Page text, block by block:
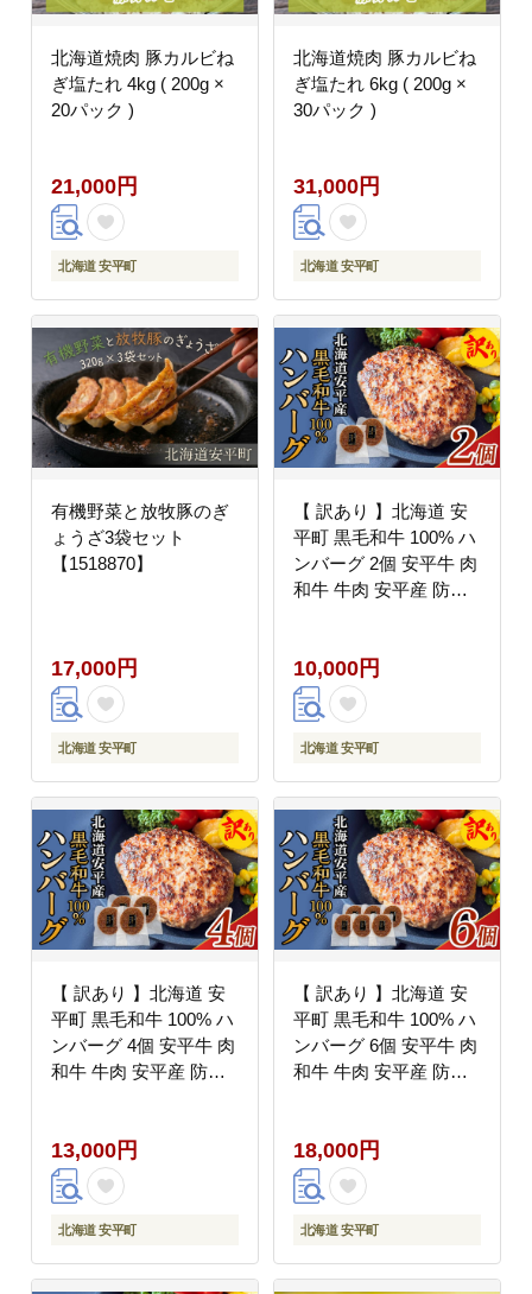
北海道焼肉 豚カルビね
ぎ塩たれ 4kg ( 200g ×
20パック )
21,000円
北海道 安平町
北海道焼肉 豚カルビね
ぎ塩たれ 6kg ( 200g ×
30パック )
31,000円
北海道 安平町
有機野菜と放牧豚のぎ
ょうざ3袋セット
【1518870】
17,000円
北海道 安平町
【 訳あり 】北海道 安
平町 黒毛和牛 100% ハ
ンバーグ 2個 安平牛 肉
和牛 牛肉 安平産 防腐
おかず 安平
10,000円
北海道 安平町
【 訳あり 】北海道 安
平町 黒毛和牛 100% ハ
ンバーグ 4個 安平牛 肉
和牛 牛肉 安平産 防腐
おかず 安平
13,000円
北海道 安平町
【 訳あり 】北海道 安
平町 黒毛和牛 100% ハ
ンバーグ 6個 安平牛 肉
和牛 牛肉 安平産 防腐
おかず 安平
18,000円
北海道 安平町